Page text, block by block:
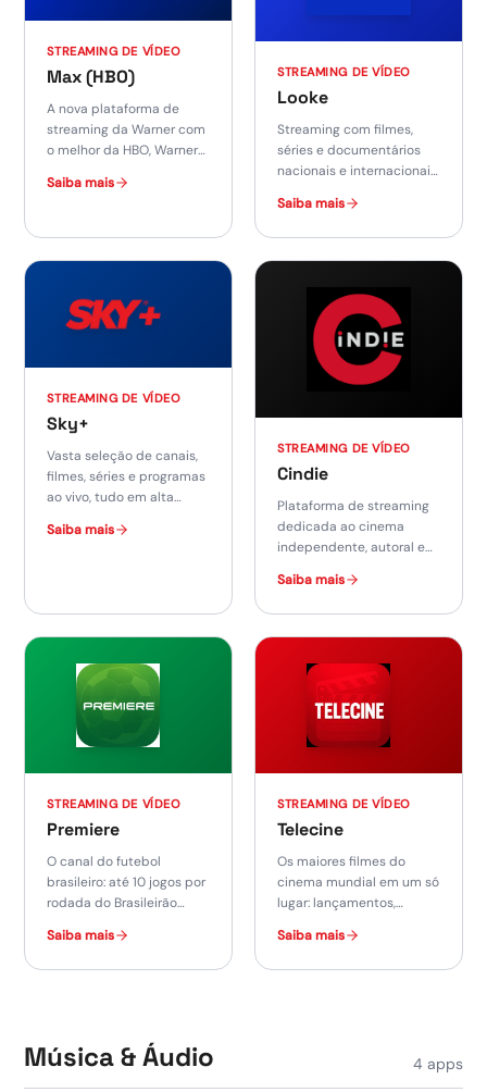
STREAMING DE VÍDEO
Max (HBO)
A nova plataforma de
streaming da Warner com
o melhor da HBO, Warner
e Discovery.
Saiba mais
STREAMING DE VÍDEO
Looke
Streaming com filmes,
séries e documentários
nacionais e internacionais,
exclusivos.
Saiba mais
STREAMING DE VÍDEO
Sky+
Vasta seleção de canais,
filmes, séries e programas
ao vivo, tudo em alta
Saiba mais
STREAMING DE VÍDEO
Cindie
Plataforma de streaming
dedicada ao cinema
independente, autoral e
mundo.
Saiba mais
STREAMING DE VÍDEO
Premiere
O canal do futebol
brasileiro: até 10 jogos por
rodada do Brasileirão
demand.
Saiba mais
STREAMING DE VÍDEO
Telecine
Os maiores filmes do
cinema mundial em um só
lugar: lançamentos,
vivo 24h.
Saiba mais
Música & Áudio 4 apps